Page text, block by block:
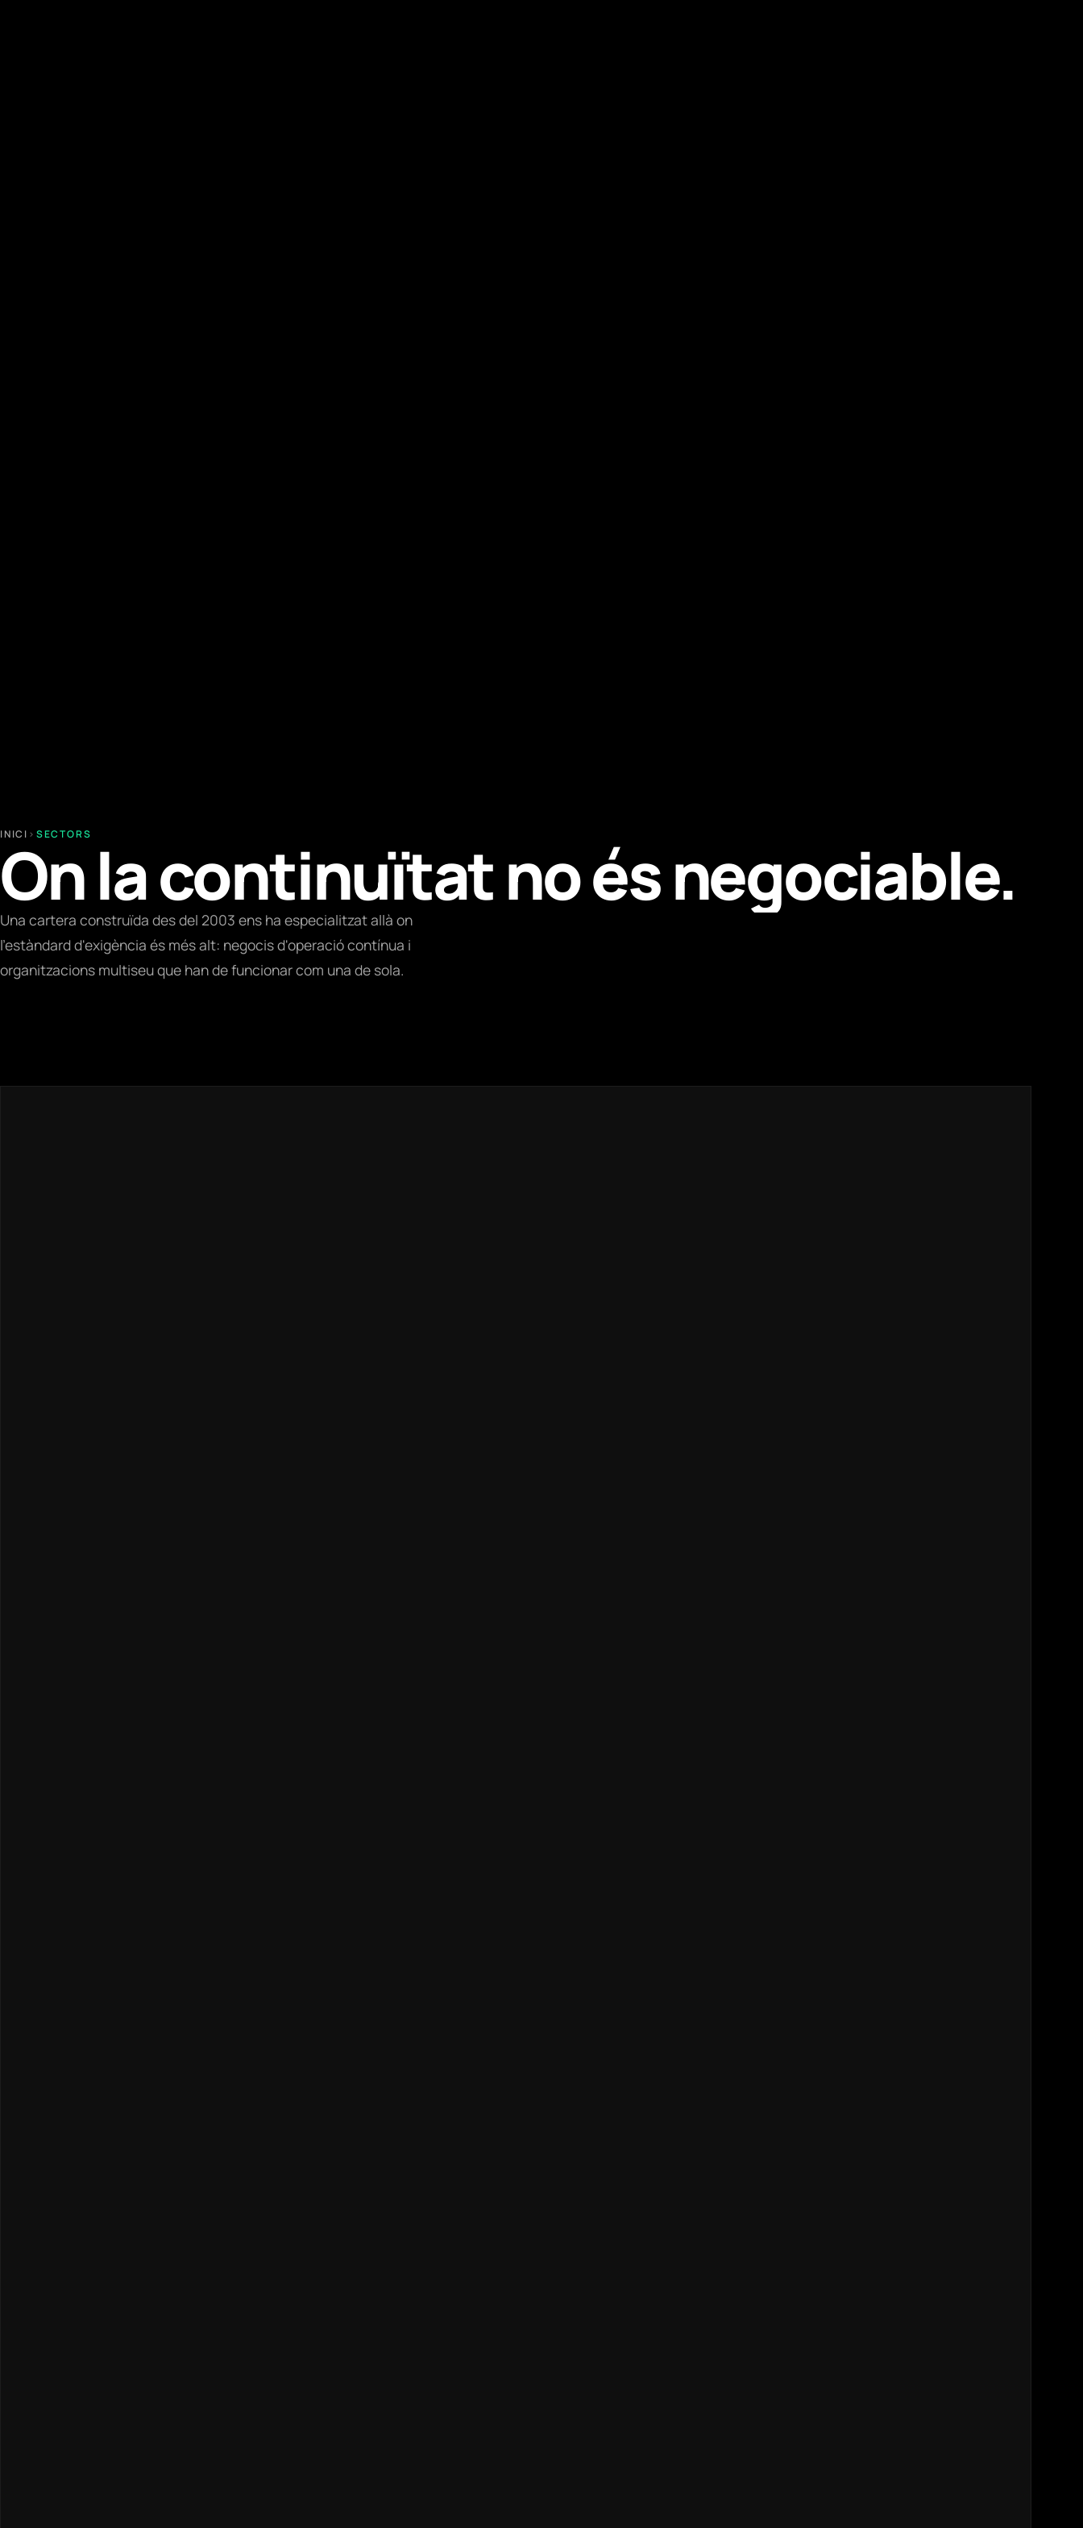
INICI › SECTORS
On la continuïtat no és negociable.
Una cartera construïda des del 2003 ens ha especialitzat allà on
l'estàndard d'exigència és més alt: negocis d'operació contínua i
organitzacions multiseu que han de funcionar com una de sola.